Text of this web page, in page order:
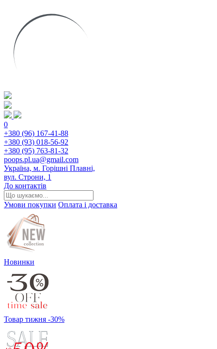
0
+380 (96) 167-41-88
+380 (93) 018-56-92
+380 (95) 763-81-32
poops.pl.ua@gmail.com
Україна, м. Горішні Плавні,
вул. Строни, 1
До контактів
Умови покупки Оплата і доставка
Новинки
Товар тижня -30%